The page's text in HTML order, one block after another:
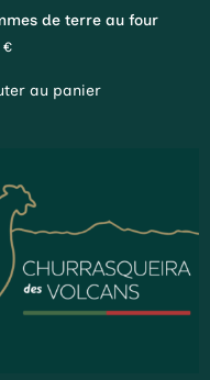
de terre au four
€
au panier